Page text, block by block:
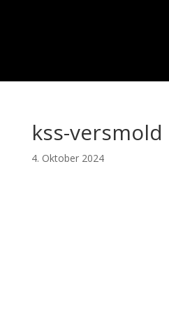
kss-versmold
4. Oktober 2024